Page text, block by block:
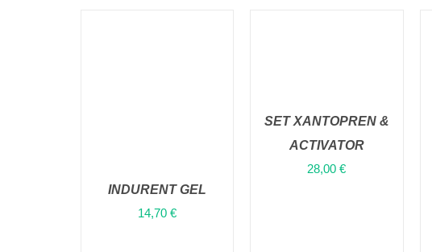
INDURENT GEL
14,70€
ΠΡΟΣΘΉΚΗ ΣΤΟ
VIEW
SET XANTOPREN &
ACTIVATOR
28,00€